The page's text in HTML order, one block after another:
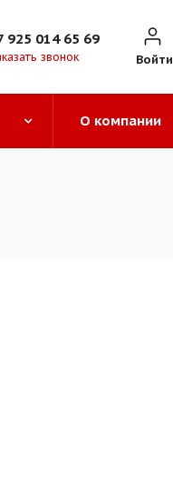
Войти
925 014 65 69
звонок
О компании